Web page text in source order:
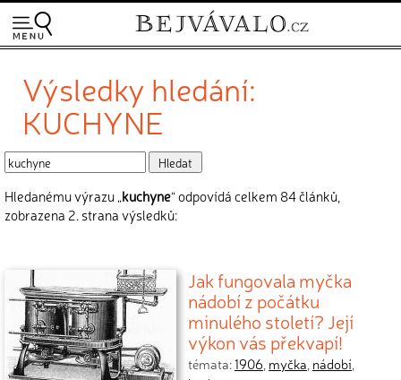
Výsledky hledání:
KUCHYNE
Hledanému výrazu „kuchyne“ odpovídá celkem 84 článků,
zobrazena 2. strana výsledků:
Jak fungovala myčka
nádobí z počátku
minulého století? Její
výkon vás překvapí!
témata:1906, myčka, nádobí,